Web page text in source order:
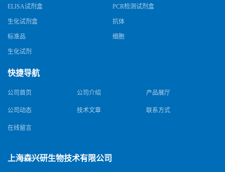
ELISA试剂盒 PCR检测试剂盒
生化试剂盒 抗体
标准品 细胞
生化试剂
快捷导航
公司首页 公司介绍 产品展厅
公司动态 技术文章 联系方式
在线留言
上海森兴研生物技术有限公司